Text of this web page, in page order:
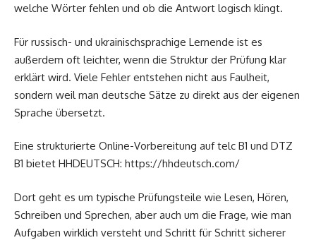
welche Wörter fehlen und ob die Antwort logisch klingt.
Für russisch- und ukrainischsprachige Lernende ist es
außerdem oft leichter, wenn die Struktur der Prüfung klar
erklärt wird. Viele Fehler entstehen nicht aus Faulheit,
sondern weil man deutsche Sätze zu direkt aus der eigenen
Sprache übersetzt.
Eine strukturierte Online-Vorbereitung auf telc B1 und DTZ
B1 bietet HHDEUTSCH: https://hhdeutsch.com/
Dort geht es um typische Prüfungsteile wie Lesen, Hören,
Schreiben und Sprechen, aber auch um die Frage, wie man
Aufgaben wirklich versteht und Schritt für Schritt sicherer